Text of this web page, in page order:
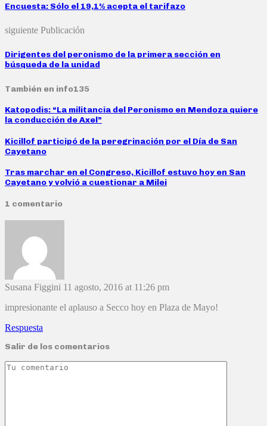
Encuesta: Sólo el 19,1% acepta el tarifazo
siguiente Publicación
Dirigentes del peronismo de la primera sección en
búsqueda de la unidad
También en info135
Katopodis: “La militancia del Peronismo en Mendoza quiere
la conducción de Axel”
Kicillof participó de la peregrinación por el Día de San
Cayetano
Tras marchar en el Congreso, Kicillof estuvo hoy en San
Cayetano y volvió a cuestionar a Milei
1 comentario
Susana Figgini 11 agosto, 2016 at 11:26 pm
impresionante el aplauso a Secco hoy en Plaza de Mayo!
Respuesta
Salir de los comentarios